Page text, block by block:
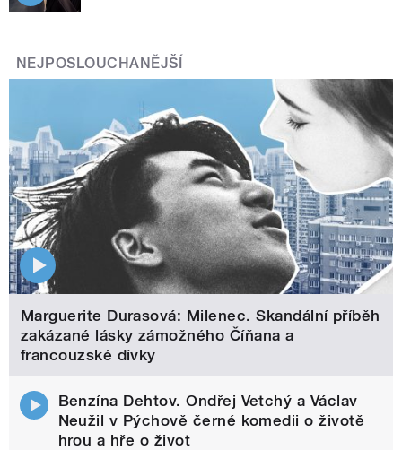
NEJPOSLOUCHANĚJŠÍ
Marguerite Durasová: Milenec. Skandální příběh
zakázané lásky zámožného Číňana a
francouzské dívky
Benzína Dehtov. Ondřej Vetchý a Václav
Neužil v Pýchově černé komedii o životě
hrou a hře o život